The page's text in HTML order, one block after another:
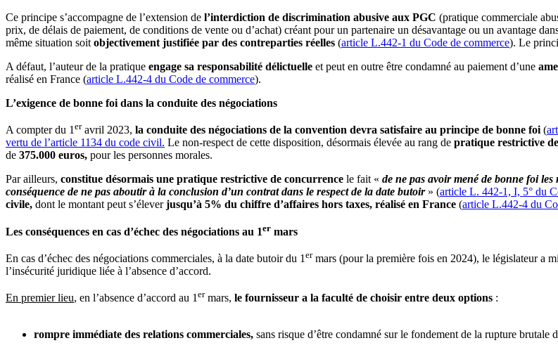
Ce principe s’accompagne de l’extension de l’interdiction de discrimination abusive aux PGC (pratique commerciale
prix, de délais de paiement, de conditions de vente ou d’achat) créant pour un partenaire un désavantage ou un avantage
même situation soit objectivement justifiée par des contreparties réelles (article L.442-1 du Code de commerce). Le
A défaut, l’auteur de la pratique engage sa responsabilité délictuelle et peut en outre être condamné au paiement d’une
réalisé en France (article L.442-4 du Code de commerce).
L’exigence de bonne foi dans la conduite des négociations
A compter du 1 eravril 2023, la conduite des négociations de la convention devra satisfaire au principe de bonne foi (
vertu de l’article 1134 du code civil. Le non-respect de cette disposition, désormais élevée au rang de pratique restrictive
de 375.000 euros, pour les personnes morales.
Par ailleurs, constitue désormais une pratique restrictive de concurrence le fait « de ne pas avoir mené de bonne foi
conséquence de ne pas aboutir à la conclusion d’un contrat dans le respect de la date butoir» (article L. 442-1, I, 5° du
civile, dont le montant peut s’éleverjusqu’à 5% du chiffre d’affaires hors taxes, réalisé en France (article L.442-4 du
Les conséquences en cas d’échec des négociations au 1er mars
En cas d’échec des négociations commerciales, à la date butoir du 1 ermars (pour la première fois en 2024), le législateur a
l’insécurité juridique liée à l’absence d’accord.
En premier lieu, en l’absence d’accord au 1 ermars, le fournisseur a la faculté de choisir entre deux options :
rompre immédiate des relations commerciales, sans risque d’être condamné sur le fondement de la rupture